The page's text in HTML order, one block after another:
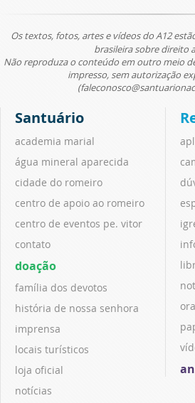
Os textos, fotos, artes e vídeos do A12
brasileira sobre direito
Não reproduza o conteúdo em outro meio
impresso, sem autorização
Santuário
academia marial
água mineral aparecida
cidade do romeiro
centro de apoio ao romeiro
centro de eventos pe. vitor
contato
doação
família dos devotos
história de nossa senhora
imprensa
locais turísticos
loja oficial
notícias